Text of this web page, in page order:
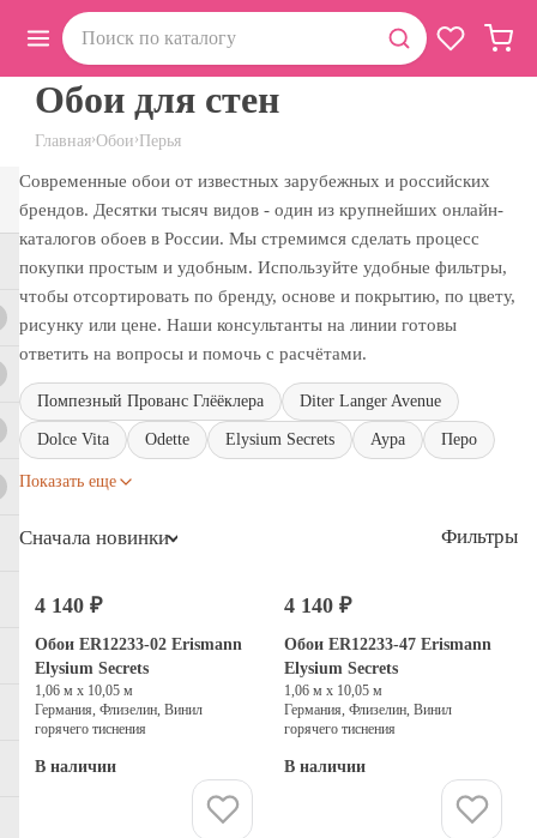
Главная›Обои›Перья
Обои для стен
Современные обои от известных зарубежных и российских
брендов. Десятки тысяч видов - один из крупнейших онлайн-
каталогов обоев в России. Мы стремимся сделать процесс
покупки простым и удобным. Используйте удобные фильтры,
чтобы отсортировать по бренду, основе и покрытию, по цвету,
рисунку или цене. Наши консультанты на линии готовы
ответить на вопросы и помочь с расчётами.
Помпезный Прованс Глёёклера Diter Langer Avenue
Dolce Vita Odette Elysium Secrets Аура Перо
Показать еще
Сначала новинки Фильтры
4 140 ₽
Обои ER12233-02 Erismann
Elysium Secrets
1,06 м х 10,05 м
Германия, Флизелин, Винил
горячего тиснения
В наличии
4 140 ₽
Обои ER12233-47 Erismann
Elysium Secrets
1,06 м х 10,05 м
Германия, Флизелин, Винил
горячего тиснения
В наличии